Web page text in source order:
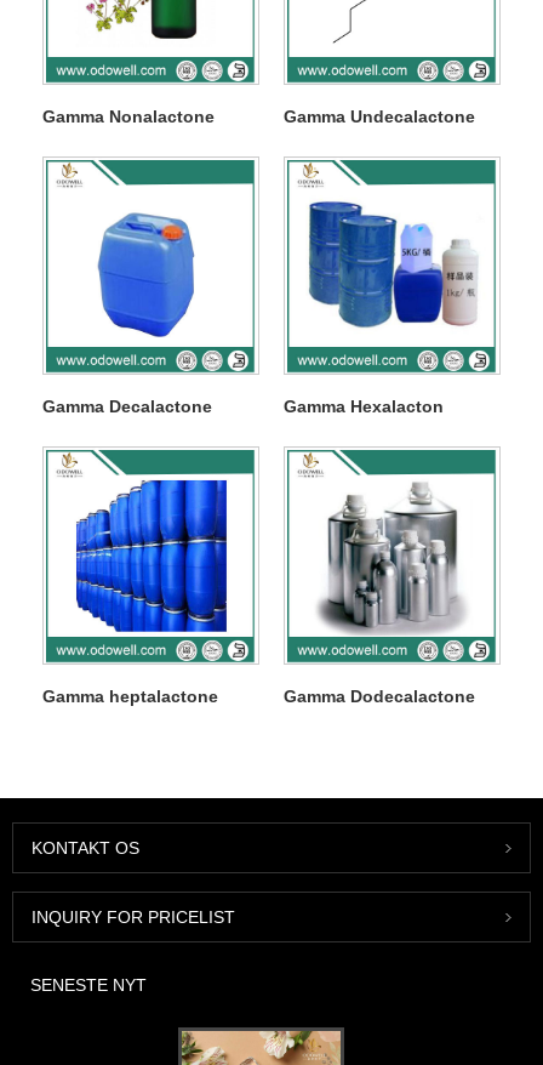
Gamma Nonalactone Gamma Undecalactone
Gamma Decalactone Gamma Hexalacton
Gamma heptalactone Gamma Dodecalactone
KONTAKT OS
INQUIRY FOR PRICELIST
SENESTE NYT